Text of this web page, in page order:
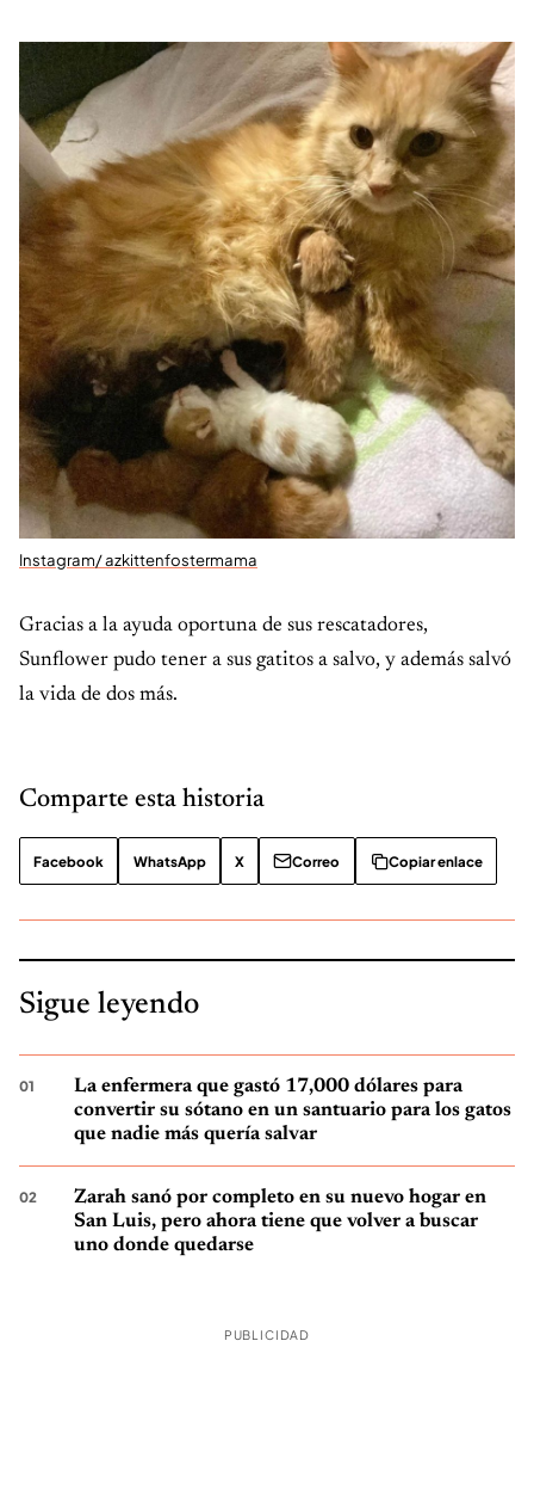
Instagram/ azkittenfostermama
Gracias a la ayuda oportuna de sus rescatadores,
Sunflower pudo tener a sus gatitos a salvo, y además salvó
la vida de dos más.
Comparte esta historia
Facebook WhatsApp X Correo Copiar enlace
Sigue leyendo
La enfermera que gastó 17,000 dólares para
convertir su sótano en un santuario para los gatos
que nadie más quería salvar
Zarah sanó por completo en su nuevo hogar en
San Luis, pero ahora tiene que volver a buscar
uno donde quedarse
PUBLICIDAD